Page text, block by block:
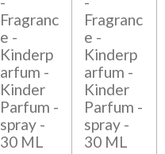
Fragranc
e -
Kinderp
arfum -
Kinder
Parfum -
spray -
30 ML
Fragranc
e -
Kinderp
arfum -
Kinder
Parfum -
spray -
30 ML